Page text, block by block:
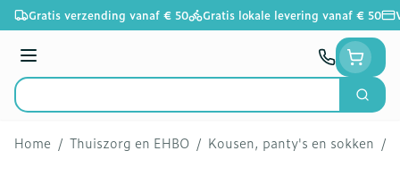
Ga naar de inhoud
Gratis verzending vanaf € 50 Gratis lokale levering vanaf € 50
Menu
Product, merk, categorie...
Zoek
Home / Thuiszorg en EHBO / Kousen, panty's en sokken /